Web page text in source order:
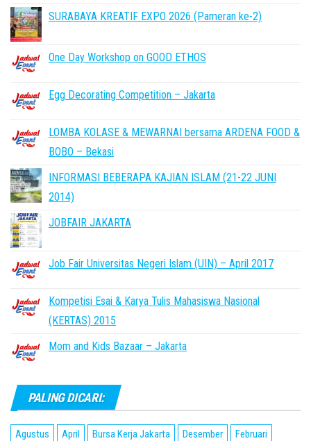
SURABAYA KREATIF EXPO 2026 (Pameran ke-2)
One Day Workshop on GOOD ETHOS
Egg Decorating Competition – Jakarta
LOMBA KOLASE & MEWARNAI bersama ARDENA FOOD &
BOBO – Bekasi
INFORMASI BEBERAPA KAJIAN ISLAM (21-22 JUNI
2014)
JOBFAIR JAKARTA
Job Fair Universitas Negeri Islam (UIN) – April 2017
Kompetisi Esai & Karya Tulis Mahasiswa Nasional
(KERTAS) 2015
Mom and Kids Bazaar – Jakarta
PALING DICARI:
Agustus April Bursa Kerja Jakarta Desember
Februari